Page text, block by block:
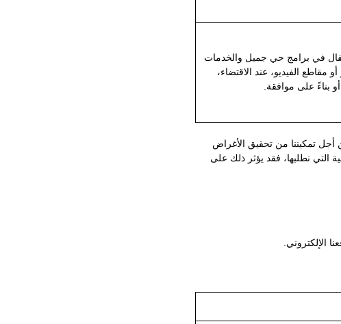
في برامج حي جميل والخدمات
مقاطع الفيديو، عند الاقتضاء،
بناءً على موافقة.
أجل تمكيننا من تحقيق الأغراض
التي نطلبها، فقد يؤثر ذلك على
الإلكتروني.